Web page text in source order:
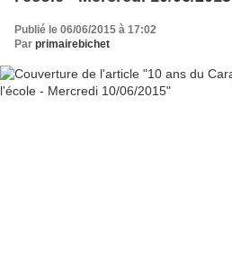
Publié le 06/06/2015 à 17:02
Par primairebichet